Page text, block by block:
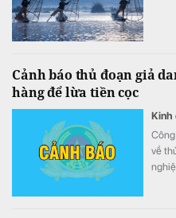
Cảnh báo thủ đoạn giả
hàng để lừa tiền cọc
Kinh
về